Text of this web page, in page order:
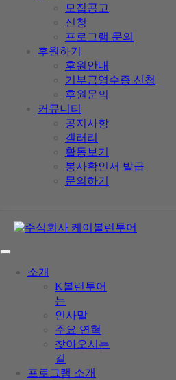
모집공고
신청
프로그램 문의
후원하기
후원안내
기부금영수증 신청
후원문의
커뮤니티
공지사항
갤러리
활동보기
봉사확인서 발급
문의하기
소개
K볼런투어
는
인사말
주요 연혁
찾아오시는
길
프로그램 소개